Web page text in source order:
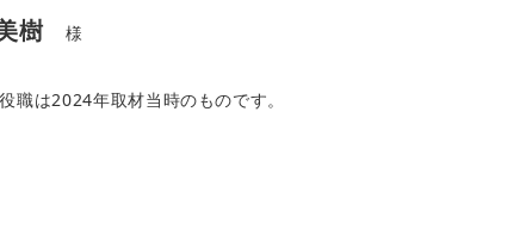
樹 様
職は2024年取材当時のものです。